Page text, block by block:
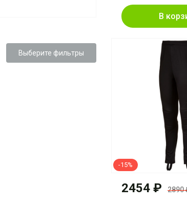
Выберите фильтры
В
-15%
2454 ₽ 2890